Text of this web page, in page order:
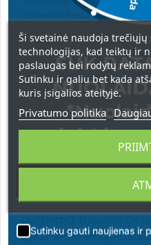
lengvoji frakcija.
Laikyti atokiai nuo
įkaitusių paviršių,
kitų uždegimo šaltinių.
atvirą liepsną ar kitą
ir nedeginti net ir po
naudojimo. Laikyti
vietoje. Saugoti nuo
Nelaikyti aukštesnėje
temperatūroje. Vengti
ant odos ar drabužių.
gerai vėdinamoje
Ši svetainė naudoja
technologijas, kad teiktų ir
paslaugas bei rodytų
Sutinku ir galiu bet kada
kuris įsigalios ateityje.
Privatumo politika
SUK
Sutinku gauti naujienas ir